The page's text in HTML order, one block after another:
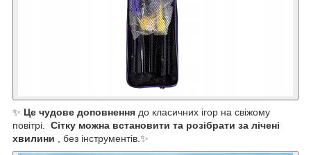
✨ Це чудове доповнення до класичних ігор на свіжому
повітрі. Сітку можна встановити та розібрати за лічені
хвилини , без інструментів.✨